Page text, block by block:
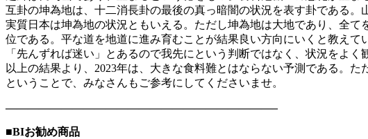
互卦の坤為地は、十二消長卦の最後の真っ暗闇の状況を表す卦である。
実質日本は坤為地の状況ともいえる。ただし坤為地は大地であり、全
位である。平な道を地道に進み育むことが結果良い方向にいくと教えて
「先んずれば迷い」とあるので我先にという判断ではなく、状況をよ
以上の結果より、2023年は、大きな食料難とはならない予測である。
ということで、みなさんもご参考にしてくださいませ。
————————————————————————–
■BIお勧め商品